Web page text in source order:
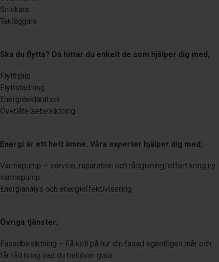
Snickare
Takläggare
Ska du flytta? Då hittar du enkelt de som hjälper dig med;
Flytthjälp
Flyttstädning
Energideklaration
Överlåtelsebesiktning
Energi är ett hett ämne. Våra experter hjälper dig med;
Värmepump – service, reparation och rådgivning/offert kring ny
värmepump
Energianalys och energieffektivisering
Övriga tjänster;
Fasadbesiktning – Få koll på hur din fasad egentligen mår och
får råd kring vad du behöver göra